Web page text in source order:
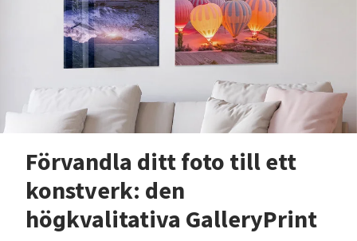
Förvandla ditt foto till ett
konstverk: den
högkvalitativa GalleryPrint